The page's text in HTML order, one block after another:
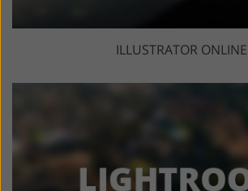
ILLUSTRATOR ONLINE